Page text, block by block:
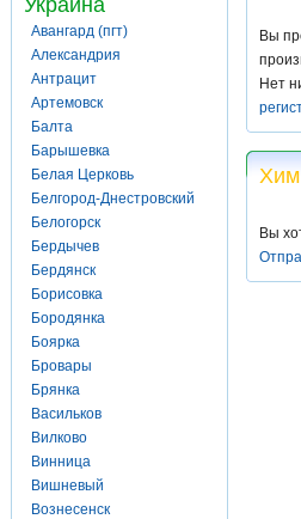
Украина
Авангард (пгт)
Александрия
Антрацит
Артемовск
Балта
Барышевка
Белая Церковь
Белгород-Днестровский
Белогорск
Бердычев
Бердянск
Борисовка
Бородянка
Боярка
Бровары
Брянка
Васильков
Вилково
Винница
Вишневый
Вознесенск
Вы
Нет
Вы